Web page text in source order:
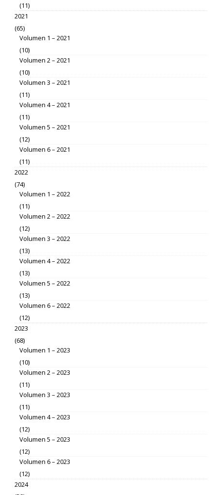
(11)
2021
(65)
Volumen 1 – 2021
(10)
Volumen 2 – 2021
(10)
Volumen 3 – 2021
(11)
Volumen 4 – 2021
(11)
Volumen 5 – 2021
(12)
Volumen 6 – 2021
(11)
2022
(74)
Volumen 1 – 2022
(11)
Volumen 2 – 2022
(12)
Volumen 3 – 2022
(13)
Volumen 4 – 2022
(13)
Volumen 5 – 2022
(13)
Volumen 6 – 2022
(12)
2023
(68)
Volumen 1 – 2023
(10)
Volumen 2 – 2023
(11)
Volumen 3 – 2023
(11)
Volumen 4 – 2023
(12)
Volumen 5 – 2023
(12)
Volumen 6 – 2023
(12)
2024